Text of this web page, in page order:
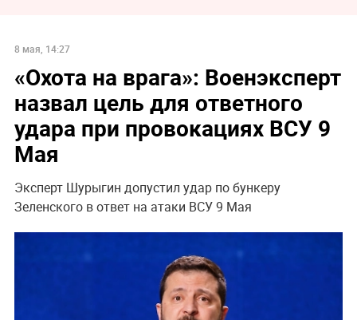
8 мая, 14:27
«Охота на врага»: Военэксперт
назвал цель для ответного
удара при провокациях ВСУ 9
Мая
Эксперт Шурыгин допустил удар по бункеру
Зеленского в ответ на атаки ВСУ 9 Мая